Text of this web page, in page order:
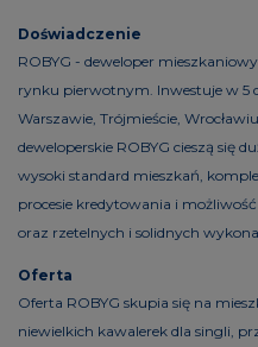
Doświadczenie
ROBYG - deweloper
rynku pierwotnym. Inwestuje w 5
Warszawie, Trójmieście,
deweloperskie ROBYG cieszą się
wysoki standard mieszkań,
procesie kredytowania i
oraz rzetelnych i solidnych
Oferta
Oferta ROBYG skupia się na
niewielkich kawalerek dla singli,